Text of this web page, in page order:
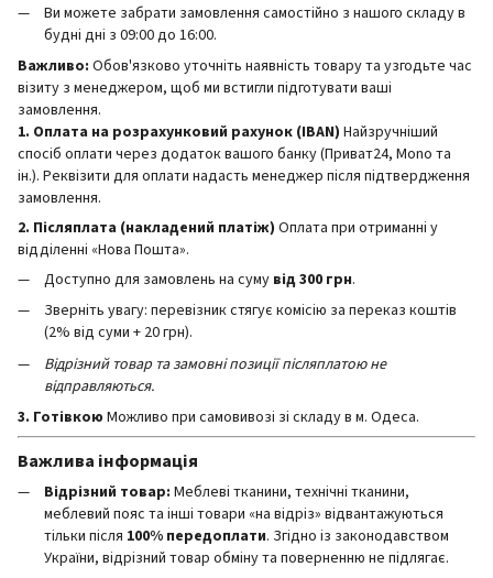
Ви можете забрати замовлення самостійно з нашого складу в
будні дні з 09:00 до 16:00.
Важливо: Обов'язково уточніть наявність товару та узгодьте час
візиту з менеджером, щоб ми встигли підготувати ваші
замовлення.
1. Оплата на розрахунковий рахунок (IBAN) Найзручніший
спосіб оплати через додаток вашого банку (Приват24, Mono та
ін.). Реквізити для оплати надасть менеджер після підтвердження
замовлення.
2. Післяплата (накладений платіж) Оплата при отриманні у
відділенні «Нова Пошта».
Доступно для замовлень на суму від 300 грн.
Зверніть увагу: перевізник стягує комісію за переказ коштів
(2% від суми + 20 грн).
Відрізний товар та замовні позиції післяплатою не
відправляються.
3. Готівкою Можливо при самовивозі зі складу в м. Одеса.
Важлива інформація
Відрізний товар: Меблеві тканини, технічні тканини,
меблевий пояс та інші товари «на відріз» відвантажуються
тільки після 100% передоплати. Згідно із законодавством
України, відрізний товар обміну та поверненню не підлягає.